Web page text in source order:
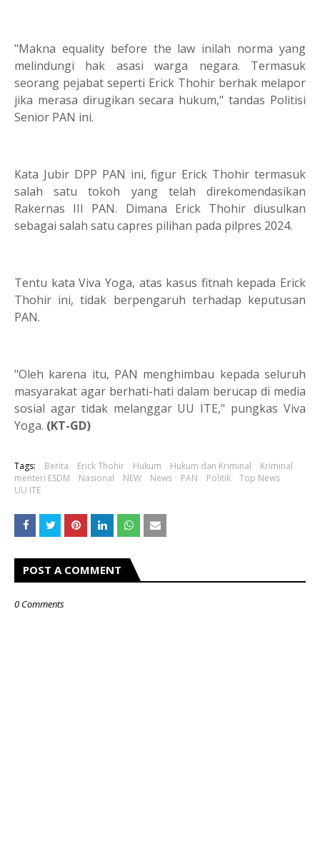
"Makna equality before the law inilah norma yang
melindungi hak asasi warga negara. Termasuk
seorang pejabat seperti Erick Thohir berhak melapor
jika merasa dirugikan secara hukum," tandas Politisi
Senior PAN ini.
Kata Jubir DPP PAN ini, figur Erick Thohir termasuk
salah satu tokoh yang telah direkomendasikan
Rakernas III PAN. Dimana Erick Thohir diusulkan
sebagai salah satu capres pilihan pada pilpres 2024.
Tentu kata Viva Yoga, atas kasus fitnah kepada Erick
Thohir ini, tidak berpengaruh terhadap keputusan
PAN.
"Oleh karena itu, PAN menghimbau kepada seluruh
masyarakat agar berhati-hati dalam berucap di media
sosial agar tidak melanggar UU ITE," pungkas Viva
Yoga. (KT-GD)
Tags: Berita Erick Thohir Hukum Hukum dan Kriminal
Kriminal
menteri ESDM
Nasional NEW News PAN Politik
Top News
UU ITE
POST A COMMENT
0 Comments